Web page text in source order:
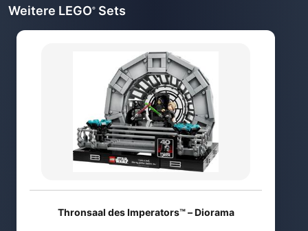
Weitere LEGO® Sets
Thronsaal des Imperators™ – Diorama